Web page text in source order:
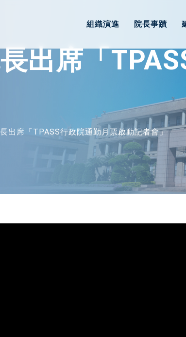
組織演進 院長事蹟
出席「
出席「TPASS行政院通勤月票啟動記者會」